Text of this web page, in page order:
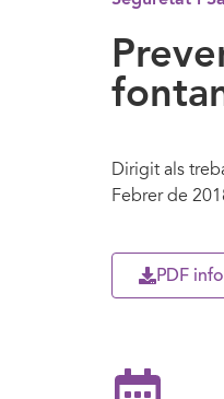
Dirigit als
Febrer de
PDF